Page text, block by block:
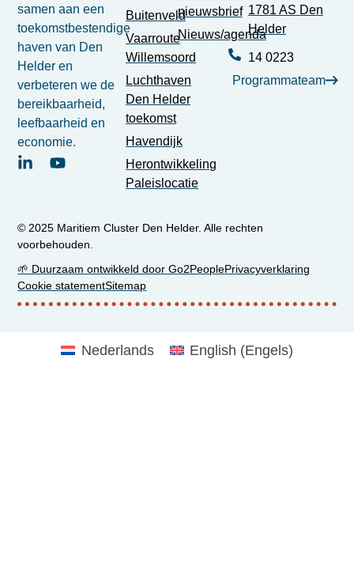
samen aan een
toekomstbestendige
haven van Den
Helder en
verbeteren we de
bereikbaarheid,
leefbaarheid en
economie.
1781 AS Den
Helder
14 0223
Programmateam
Buitenveld
Vaarroute
Willemsoord
Luchthaven
Den Helder
toekomst
Havendijk
Herontwikkeling
Paleislocatie
nieuwsbrief
Nieuws/agenda
© 2025 Maritiem Cluster Den Helder. Alle rechten
voorbehouden.
🌱 Duurzaam ontwikkeld door Go2PeoplePrivacyverklaring
Cookie statementSitemap
Nederlands English (Engels)